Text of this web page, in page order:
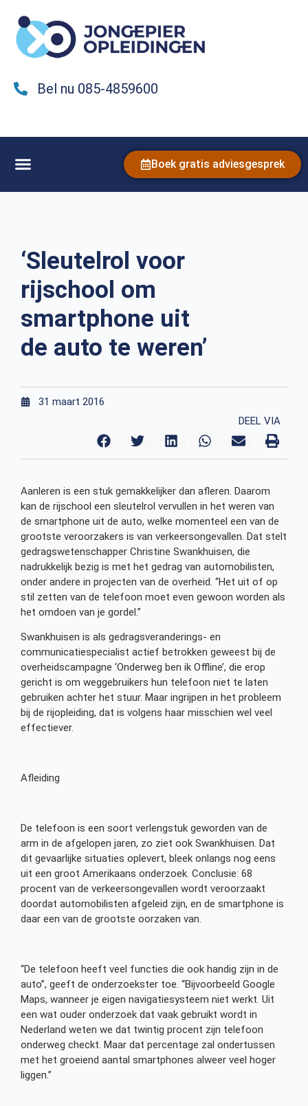
Bel nu 085-4859600
Boek gratis adviesgesprek
‘Sleutelrol voor
rijschool om
smartphone uit
de auto te weren’
31 maart 2016
DEEL VIA
Aanleren is een stuk gemakkelijker dan afleren. Daarom
kan de rijschool een sleutelrol vervullen in het weren van
de smartphone uit de auto, welke momenteel een van de
grootste veroorzakers is van verkeersongevallen. Dat stelt
gedragswetenschapper Christine Swankhuisen, die
nadrukkelijk bezig is met het gedrag van automobilisten,
onder andere in projecten van de overheid. “Het uit of op
stil zetten van de telefoon moet even gewoon worden als
het omdoen van je gordel.”
Swankhuisen is als gedragsveranderings- en
communicatiespecialist actief betrokken geweest bij de
overheidscampagne ‘Onderweg ben ik Offline’, die erop
gericht is om weggebruikers hun telefoon niet te laten
gebruiken achter het stuur. Maar ingrijpen in het probleem
bij de rijopleiding, dat is volgens haar misschien wel veel
effectiever.
Afleiding
De telefoon is een soort verlengstuk geworden van de
arm in de afgelopen jaren, zo ziet ook Swankhuisen. Dat
dit gevaarlijke situaties oplevert, bleek onlangs nog eens
uit een groot Amerikaans onderzoek. Conclusie: 68
procent van de verkeersongevallen wordt veroorzaakt
doordat automobilisten afgeleid zijn, en de smartphone is
daar een van de grootste oorzaken van.
“De telefoon heeft veel functies die ook handig zijn in de
auto”, geeft de onderzoekster toe. “Bijvoorbeeld Google
Maps, wanneer je eigen navigatiesysteem niet werkt. Uit
een wat ouder onderzoek dat vaak gebruikt wordt in
Nederland weten we dat twintig procent zijn telefoon
onderweg checkt. Maar dat percentage zal ondertussen
met het groeiend aantal smartphones alweer veel hoger
liggen.”